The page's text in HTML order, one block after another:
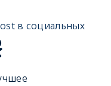
в социальных